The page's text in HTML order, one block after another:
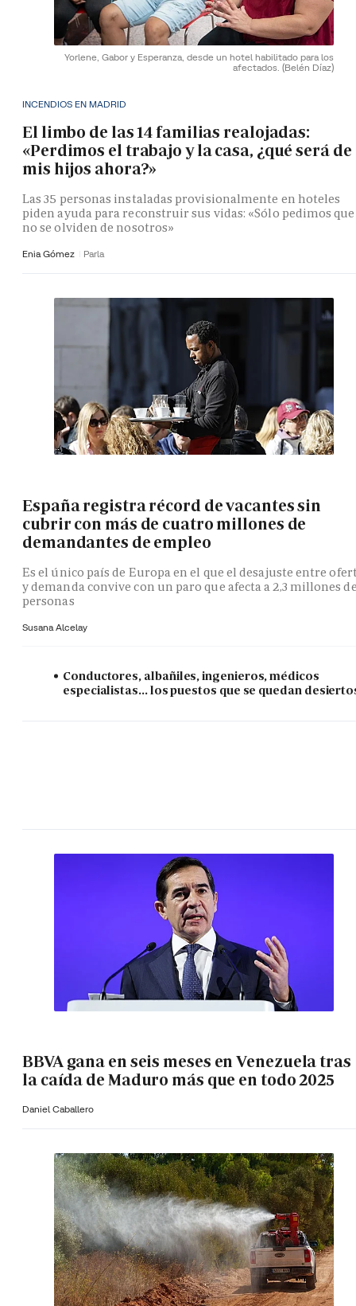
Yorlene, Gabor y Esperanza, desde un hotel habilitado para los
afectados. (Belén Díaz)
INCENDIOS EN MADRID
El limbo de las 14 familias realojadas:
«Perdimos el trabajo y la casa, ¿qué será de
mis hijos ahora?»
Las 35 personas instaladas provisionalmente en hoteles
piden ayuda para reconstruir sus vidas: «Sólo pedimos que
no se olviden de nosotros»
Enia Gómez Parla
España registra récord de vacantes sin
cubrir con más de cuatro millones de
demandantes de empleo
Es el único país de Europa en el que el desajuste entre
y demanda convive con un paro que afecta a 2,3 millones
personas
Susana Alcelay
Conductores, albañiles, ingenieros, médicos
especialistas... los puestos que se quedan
BBVA gana en seis meses en Venezuela tras
la caída de Maduro más que en todo 2025
Daniel Caballero